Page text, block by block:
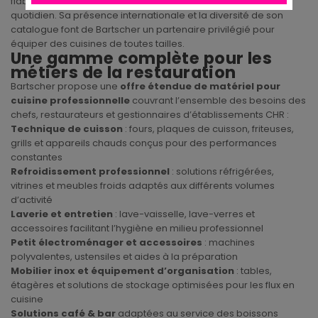
quotidien. Sa présence internationale et la diversité de son
catalogue font de Bartscher un partenaire privilégié pour
équiper des cuisines de toutes tailles.
Une gamme complète pour les
métiers de la restauration
Bartscher propose une offre étendue de matériel pour
cuisine professionnelle couvrant l’ensemble des besoins des
chefs, restaurateurs et gestionnaires d’établissements CHR :
Technique de cuisson : fours, plaques de cuisson, friteuses,
grills et appareils chauds conçus pour des performances
constantes
Refroidissement professionnel : solutions réfrigérées,
vitrines et meubles froids adaptés aux différents volumes
d’activité
Laverie et entretien : lave-vaisselle, lave-verres et
accessoires facilitant l’hygiène en milieu professionnel
Petit électroménager et accessoires : machines
polyvalentes, ustensiles et aides à la préparation
Mobilier inox et équipement d’organisation : tables,
étagères et solutions de stockage optimisées pour les flux en
cuisine
Solutions café & bar adaptées au service des boissons